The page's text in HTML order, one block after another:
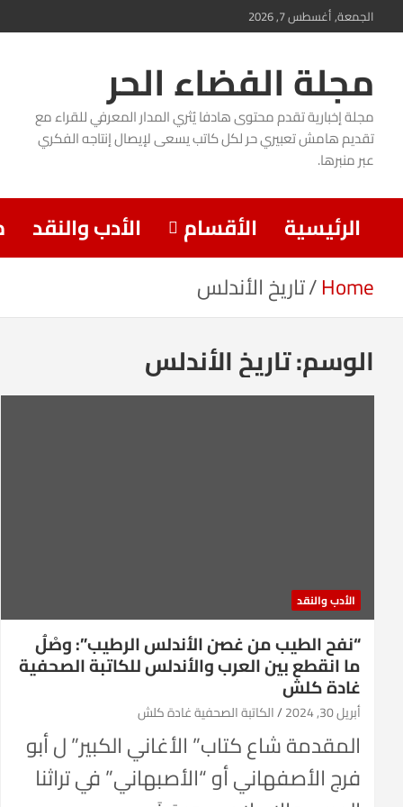
Skip
content
الجمعة, أغسطس 7, 2026
مجلة الفضاء الحر
مجلة إخبارية تقدم محتوى هادفا يُثري المدار المعرفي للقراء مع
تقديم هامش تعبيري حر لكل كاتب يسعى لإيصال إنتاجه الفكري
عبر منبرها.
الرئيسية الأقسام الأدب والنقد
Home تاريخ الأندلس
الوسم:تاريخ الأندلس
الأدب والنقد
“نفح الطيب من غصن الأندلس الرطيب”: وصْلُ
ما انقطع بين العرب والأندلس للكاتبة الصحفية
غادة كلش
أبريل 30, 2024 الكاتبة الصحفية غادة كلش
المقدمة شاع كتاب” الأغاني الكبير” ل أبو
فرج الأصفهاني أو “الأصبهاني” في تراثنا